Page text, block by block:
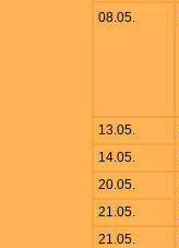
08.05.
13.05.
14.05.
20.05.
21.05.
21.05.